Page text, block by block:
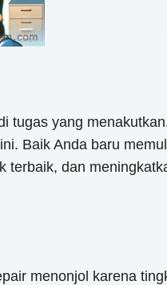
tugas yang
Baik Anda baru
terbaik, dan
menonjol karena